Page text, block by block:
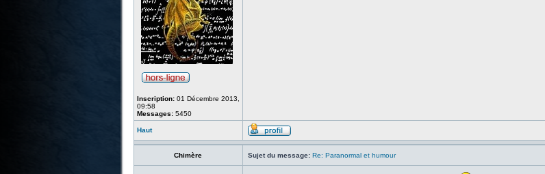
Inscription:01 Décembre 2013,
09:58
Messages:5450
Haut
Chimère Sujet du message: Re: Paranormal et humour